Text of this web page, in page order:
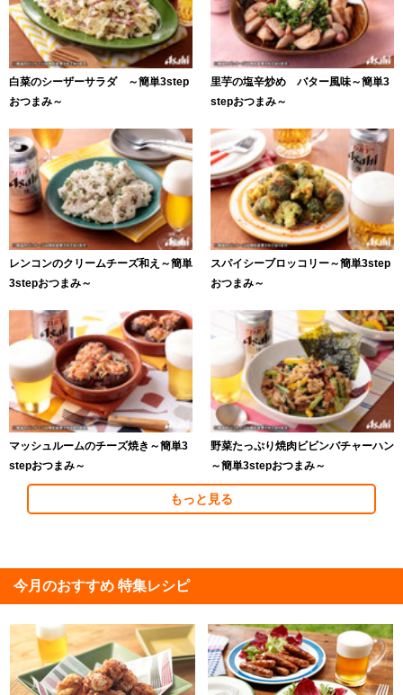
白菜のシーザーサラダ ～簡単3step
おつまみ～
里芋の塩辛炒め バター風味～簡単3
stepおつまみ～
レンコンのクリームチーズ和え～簡単
3stepおつまみ～
スパイシーブロッコリー～簡単3step
おつまみ～
マッシュルームのチーズ焼き～簡単3
stepおつまみ～
野菜たっぷり焼肉ビビンバチャーハン
～簡単3stepおつまみ～
もっと見る
今月のおすすめ 特集レシピ